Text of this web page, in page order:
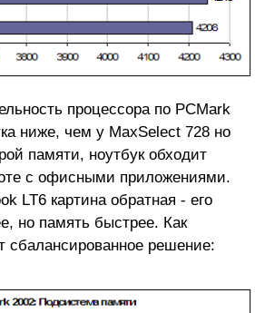
процессора по PCMark
ниже, чем у MaxSelect 728 но
памяти, ноутбук обходит
с офисными приложениями.
LT6 картина обратная - его
но память быстрее. Как
сбалансированное решение: